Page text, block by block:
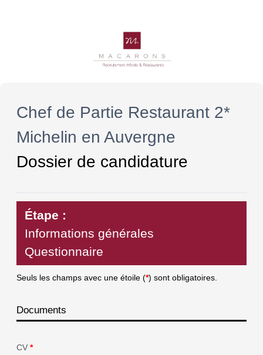
Chef de Partie Restaurant 2*
Michelin en Auvergne
Dossier de candidature
Étape :
Informations générales
Questionnaire
Seuls les champs avec une étoile (*) sont obligatoires.
Documents
CV *